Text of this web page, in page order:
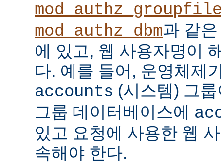
mod_authz_dbm과 같
에 있고, 웹 사용자명이
다. 예를 들어, 운영체제
accounts (시스템) 그
그룹 데이터베이스에
있고 요청에 사용한 웹
속해야 한다.